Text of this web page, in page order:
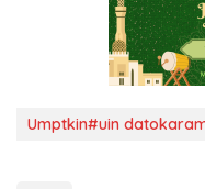
Umptkin#uin